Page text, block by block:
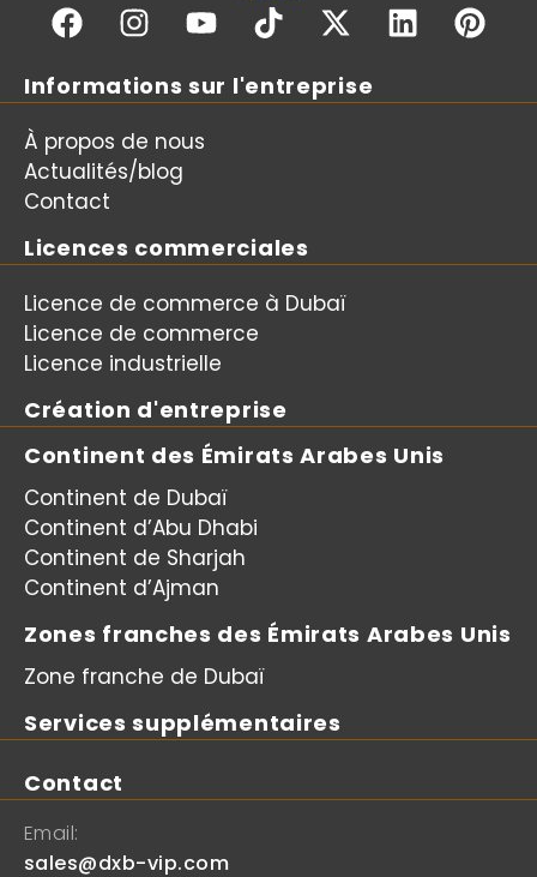
Informations sur l'entreprise
À propos de nous
Actualités/blog
Contact
Licences commerciales
Licence de commerce à Dubaï
Licence de commerce
Licence industrielle
Création d'entreprise
Continent des Émirats Arabes Unis
Continent de Dubaï
Continent d’Abu Dhabi
Continent de Sharjah
Continent d’Ajman
Zones franches des Émirats Arabes Unis
Zone franche de Dubaï
Services supplémentaires
Contact
Email:
sales@dxb-vip.com